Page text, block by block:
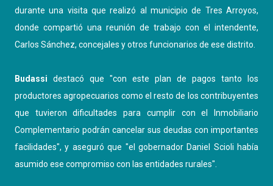
durante una visita que realizó al municipio de Tres Arroyos,
donde compartió una reunión de trabajo con el intendente,
Carlos Sánchez, concejales y otros funcionarios de ese distrito.
Budassi destacó que "con este plan de pagos tanto los
productores agropecuarios como el resto de los contribuyentes
que tuvieron dificultades para cumplir con el Inmobiliario
Complementario podrán cancelar sus deudas con importantes
facilidades", y aseguró que "el gobernador Daniel Scioli había
asumido ese compromiso con las entidades rurales".